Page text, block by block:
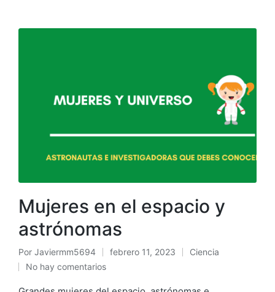
Mujeres en el espacio y
astrónomas
Por Javiermm5694 febrero 11, 2023
Ciencia
No hay comentarios